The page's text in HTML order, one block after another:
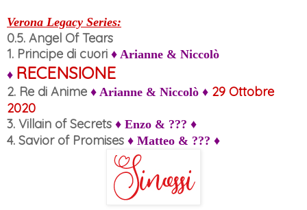
Verona Legacy Series:
0.5. Angel Of Tears
1. Principe di cuori ♦ Arianne & Niccolò
♦ RECENSIONE
2. Re di Anime ♦ Arianne & Niccolò ♦ 29 Ottobre
2020
3. Villain of Secrets ♦ Enzo & ??? ♦
4. Savior of Promises ♦ Matteo & ??? ♦